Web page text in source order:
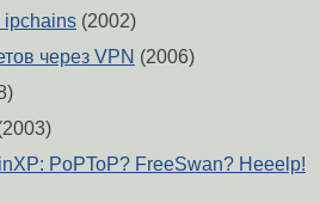
ipchains (2002)
через VPN (2006)
PoPToP? FreeSwan? Heeelp!